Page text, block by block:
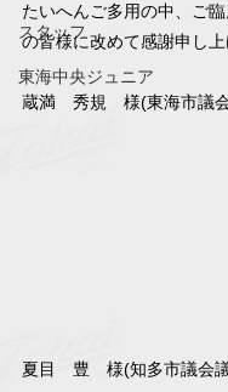
スタッフ
東海中央ジュニア
たいへんご多用の中、ご
の皆様に改めて感謝申し上
蔵満　秀規　様(東海市議
夏目　豊　様(知多市議会